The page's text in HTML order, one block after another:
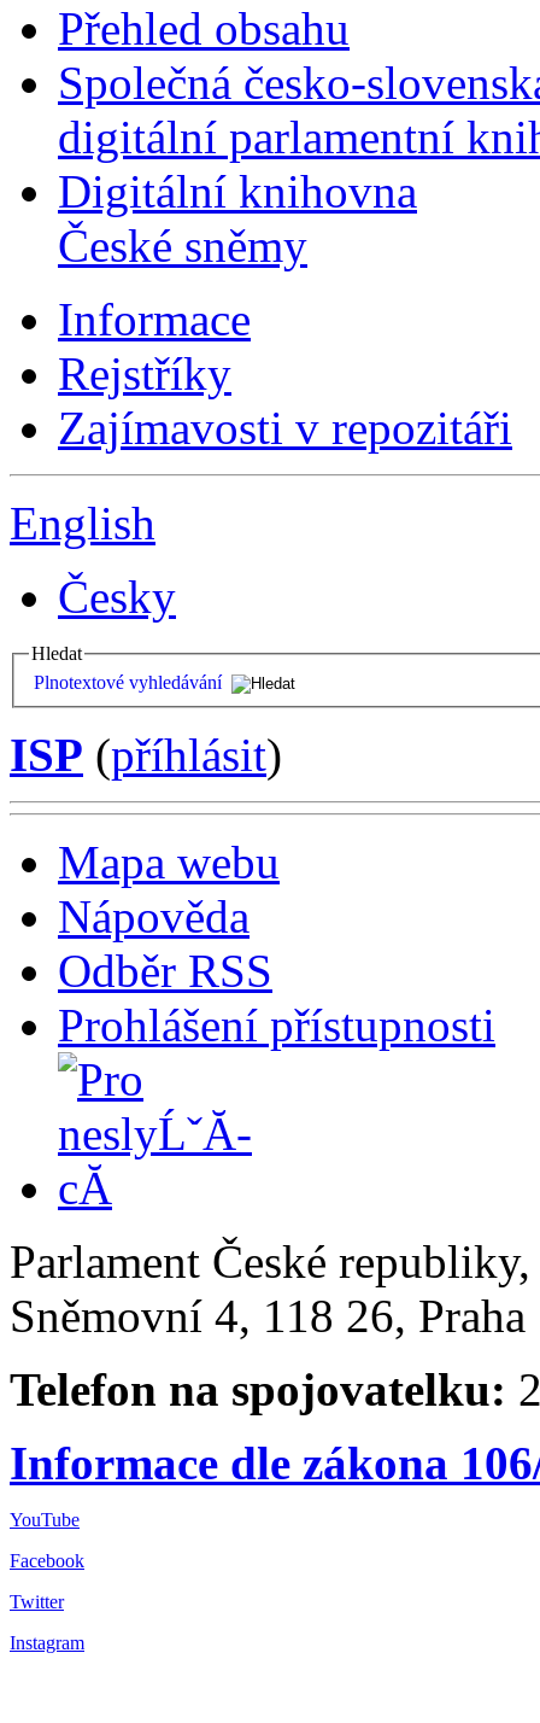
Přehled obsahu
Společná česko-
digitální parlamentní
Digitální knihovna
České sněmy
Informace
Rejstříky
Zajímavosti v repozitáři
English
Česky
Hledat
Plnotextové vyhledávání
ISP (příhlásit)
Mapa webu
Nápověda
Odběr RSS
Prohlášení přístupnosti
Parlament České
Sněmovní 4, 118 26,
Telefon na spojovatelku:
Informace dle zákona
YouTube
Facebook
Twitter
Instagram